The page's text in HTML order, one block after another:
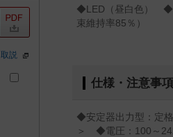
取説
◆LED（昼白色） ◆
束維持率85％）
仕様・注意事項
◆安定器出力型：定
＞ ◆電圧：100～